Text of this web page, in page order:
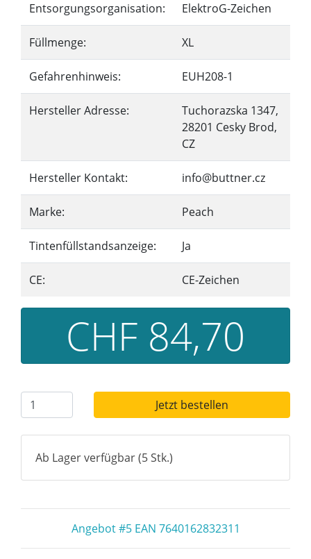
Entsorgungsorganisation: ElektroG-Zeichen
Füllmenge: XL
Gefahrenhinweis: EUH208-1
Hersteller Adresse:
Tuchorazska 1347,
28201 Cesky Brod,
CZ
Hersteller Kontakt: info@buttner.cz
Marke: Peach
Tintenfüllstandsanzeige: Ja
CE: CE-Zeichen
CHF 84,70
Jetzt bestellen
Ab Lager verfügbar (5 Stk.)
Angebot #5 EAN 7640162832311